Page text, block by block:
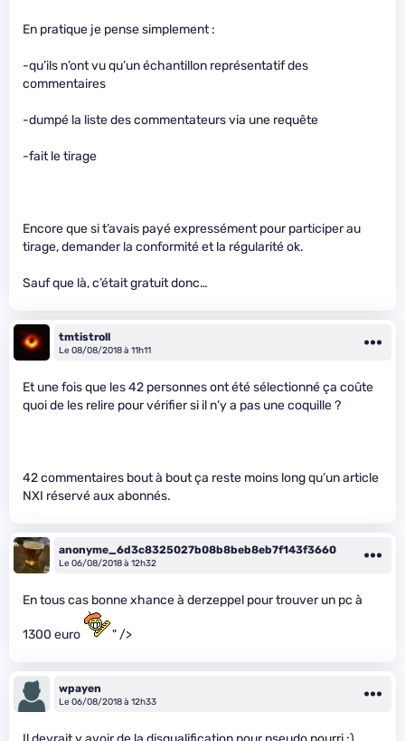
En pratique je pense simplement :
-qu’ils n’ont vu qu’un échantillon représentatif des
commentaires
-dumpé la liste des commentateurs via une requête
-fait le tirage
Encore que si t’avais payé expressément pour participer au
tirage, demander la conformité et la régularité ok.
Sauf que là, c’était gratuit donc…
tmtistroll
Le 08/08/2018 à 11h11
Et une fois que les 42 personnes ont été sélectionné ça coûte
quoi de les relire pour vérifier si il n’y a pas une coquille ?
42 commentaires bout à bout ça reste moins long qu’un article
NXI réservé aux abonnés.
anonyme_6d3c8325027b08b8beb8eb7f143f3660
Le 06/08/2018 à 12h32
En tous cas bonne xhance à derzeppel pour trouver un pc à
1300 euro " />
wpayen
Le 06/08/2018 à 12h33